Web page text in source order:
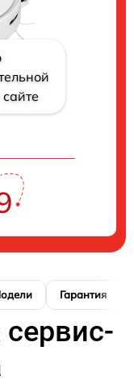
Гарантия